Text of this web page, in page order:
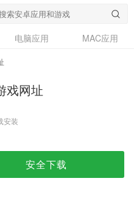
电脑应用
MAC应用
戏网址
安装
安全下载